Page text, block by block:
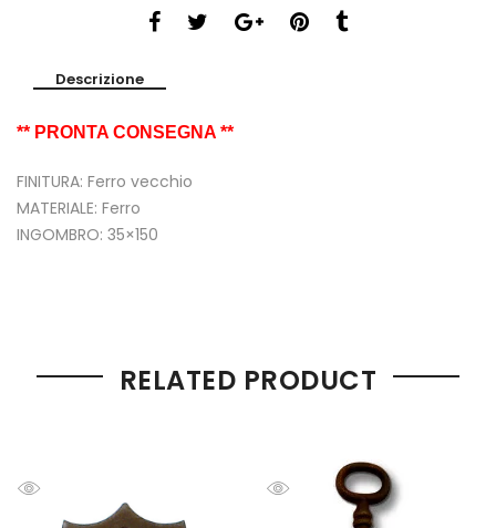
Descrizione
** PRONTA CONSEGNA **
FINITURA: Ferro vecchio
MATERIALE: Ferro
INGOMBRO: 35×150
RELATED PRODUCT